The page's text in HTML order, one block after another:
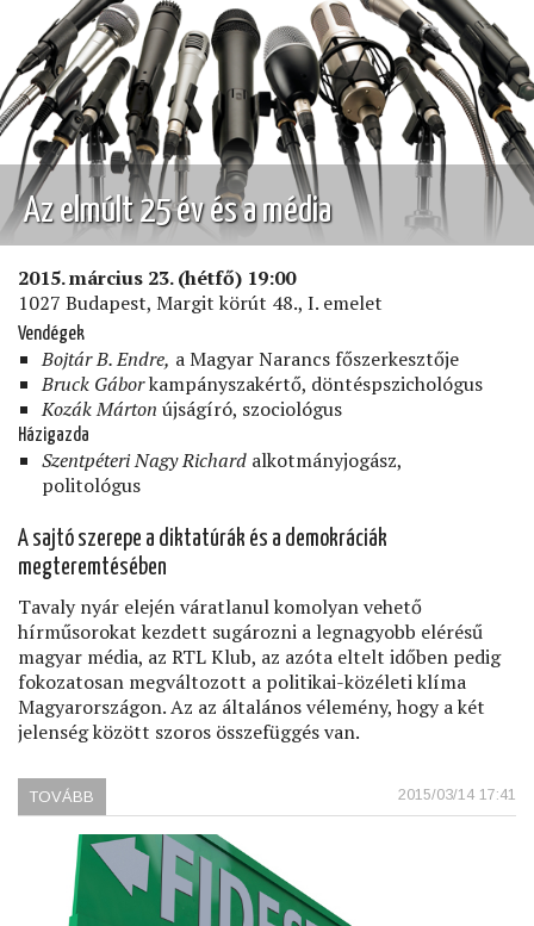
TAPASZTALATAI)
Az elmúlt 25 év és a média
2015. március 23. (hétfő) 19:00
1027 Budapest, Margit körút 48., I. emelet
Vendégek
Bojtár B. Endre, a Magyar Narancs főszerkesztője
Bruck Gáborkampányszakértő, döntéspszichológus
Kozák Márton újságíró, szociológus
Házigazda
Szentpéteri Nagy Richard alkotmányjogász,
politológus
A sajtó szerepe a diktatúrák és a demokráciák
megteremtésében
Tavaly nyár elején váratlanul komolyan vehető
hírműsorokat kezdett sugározni a legnagyobb elérésű
magyar média, az RTL Klub, az azóta eltelt időben pedig
fokozatosan megváltozott a politikai-közéleti klíma
Magyarországon. Az az általános vélemény, hogy a két
jelenség között szoros összefüggés van.
2015/03/14 17:41
TOVÁBB
ELMÚLT
25
ÉV
ÉS